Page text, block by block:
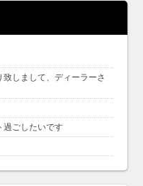
しまして、ディーラーさ
過ごしたいです